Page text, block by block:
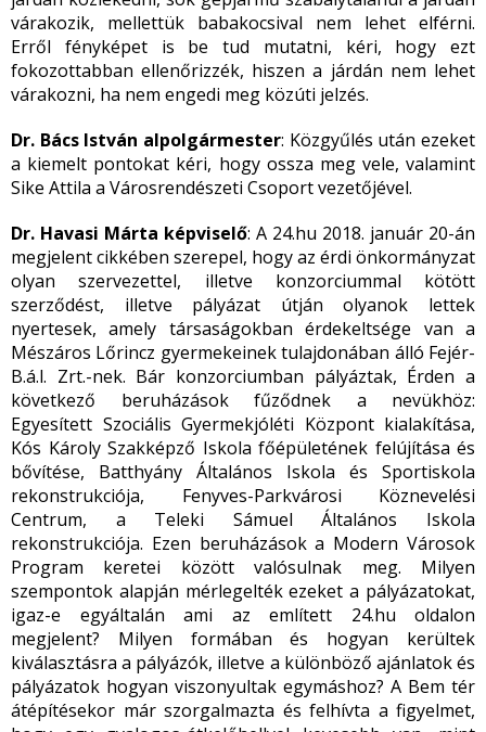
várakozik, mellettük babakocsival nem lehet elférni.
Erről fényképet is be tud mutatni, kéri, hogy ezt
fokozottabban ellenőrizzék, hiszen a járdán nem lehet
várakozni, ha nem engedi meg közúti jelzés.
Dr. Bács István alpolgármester: Közgyűlés után ezeket
a kiemelt pontokat kéri, hogy ossza meg vele, valamint
Sike Attila a Városrendészeti Csoport vezetőjével.
Dr. Havasi Márta képviselő: A 24.hu 2018. január 20-án
megjelent cikkében szerepel, hogy az érdi önkormányzat
olyan szervezettel, illetve konzorciummal kötött
szerződést, illetve pályázat útján olyanok lettek
nyertesek, amely társaságokban érdekeltsége van a
Mészáros Lőrincz gyermekeinek tulajdonában álló Fejér-
B.á.l. Zrt.-nek. Bár konzorciumban pályáztak, Érden a
következő beruházások fűződnek a nevükhöz:
Egyesített Szociális Gyermekjóléti Központ kialakítása,
Kós Károly Szakképző Iskola főépületének felújítása és
bővítése, Batthyány Általános Iskola és Sportiskola
rekonstrukciója, Fenyves-Parkvárosi Köznevelési
Centrum, a Teleki Sámuel Általános Iskola
rekonstrukciója. Ezen beruházások a Modern Városok
Program keretei között valósulnak meg. Milyen
szempontok alapján mérlegelték ezeket a pályázatokat,
igaz-e egyáltalán ami az említett 24.hu oldalon
megjelent? Milyen formában és hogyan kerültek
kiválasztásra a pályázók, illetve a különböző ajánlatok és
pályázatok hogyan viszonyultak egymáshoz? A Bem tér
átépítésekor már szorgalmazta és felhívta a figyelmet,